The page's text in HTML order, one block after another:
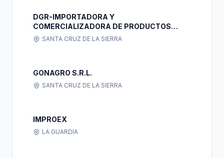
DGR-IMPORTADORA Y
COMERCIALIZADORA DE PRODUCTOS
TEXTILES
SANTA CRUZ DE LA SIERRA
GONAGRO S.R.L.
SANTA CRUZ DE LA SIERRA
IMPROEX
LA GUARDIA